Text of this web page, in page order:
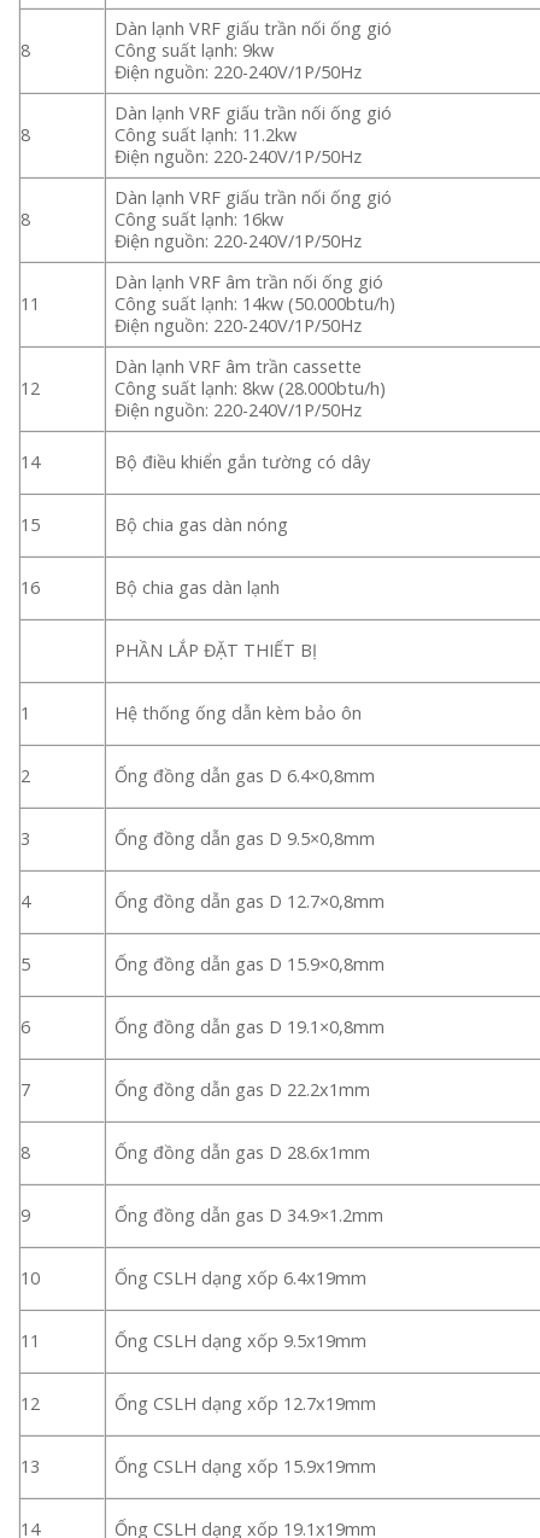
8
Dàn lạnh VRF giấu trần nối ống gió
Công suất lạnh: 9kw
Điện nguồn: 220-240V/1P/50Hz
8
Dàn lạnh VRF giấu trần nối ống gió
Công suất lạnh: 11.2kw
Điện nguồn: 220-240V/1P/50Hz
8
Dàn lạnh VRF giấu trần nối ống gió
Công suất lạnh: 16kw
Điện nguồn: 220-240V/1P/50Hz
11
Dàn lạnh VRF âm trần nối ống gió
Công suất lạnh: 14kw (50.000btu/h)
Điện nguồn: 220-240V/1P/50Hz
12
Dàn lạnh VRF âm trần cassette
Công suất lạnh: 8kw (28.000btu/h)
Điện nguồn: 220-240V/1P/50Hz
14 Bộ điều khiển gắn tường có dây
15 Bộ chia gas dàn nóng
16 Bộ chia gas dàn lạnh
PHẦN LẮP ĐẶT THIẾT BỊ
1 Hệ thống ống dẫn kèm bảo ôn
2 Ống đồng dẫn gas D 6.4×0,8mm
3 Ống đồng dẫn gas D 9.5×0,8mm
4 Ống đồng dẫn gas D 12.7×0,8mm
5 Ống đồng dẫn gas D 15.9×0,8mm
6 Ống đồng dẫn gas D 19.1×0,8mm
7 Ống đồng dẫn gas D 22.2x1mm
8 Ống đồng dẫn gas D 28.6x1mm
9 Ống đồng dẫn gas D 34.9×1.2mm
10 Ống CSLH dạng xốp 6.4x19mm
11 Ống CSLH dạng xốp 9.5x19mm
12 Ống CSLH dạng xốp 12.7x19mm
13 Ống CSLH dạng xốp 15.9x19mm
14 Ống CSLH dạng xốp 19.1x19mm